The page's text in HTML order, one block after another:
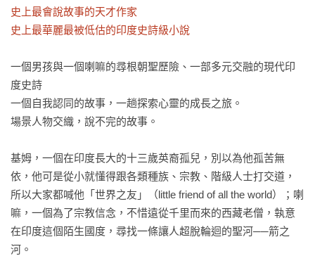
史上最會說故事的天才作家
史上最華麗最被低估的印度史詩級小說
一個男孩與一個喇嘛的尋根朝聖歷險、一部多元交融的現代印
度史詩
一個自我認同的故事，一趟探索心靈的成長之旅。
場景人物交織，說不完的故事。
基姆，一個在印度長大的十三歲英裔孤兒，別以為他孤苦無
依，他可是從小就懂得跟各類種族、宗教、階級人士打交道，
所以大家都喊他「世界之友」（little friend of all the world）；喇
嘛，一個為了宗教信念，不惜遠從千里而來的西藏老僧，執意
在印度這個陌生國度，尋找一條讓人超脫輪迴的聖河──箭之
河。